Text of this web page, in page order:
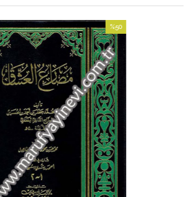
%50
İndirim
%50İndirim